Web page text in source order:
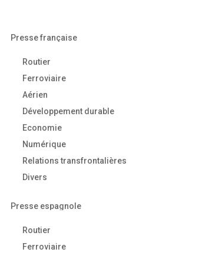
Presse française
Routier
Ferroviaire
Aérien
Développement durable
Economie
Numérique
Relations transfrontalières
Divers
Presse espagnole
Routier
Ferroviaire